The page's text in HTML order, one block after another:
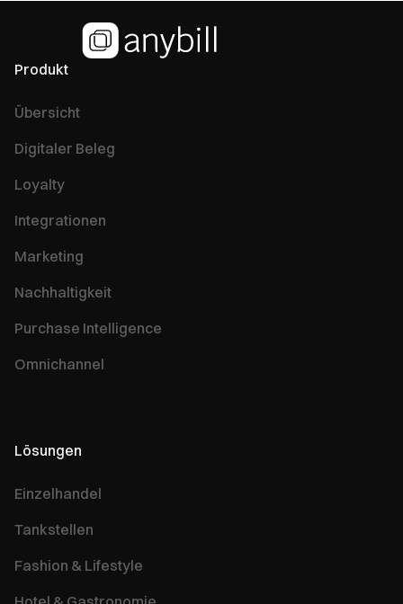
Produkt
Übersicht
Digitaler Beleg
Loyalty
Integrationen
Marketing
Nachhaltigkeit
Purchase Intelligence
Omnichannel
Lösungen
Einzelhandel
Tankstellen
Fashion & Lifestyle